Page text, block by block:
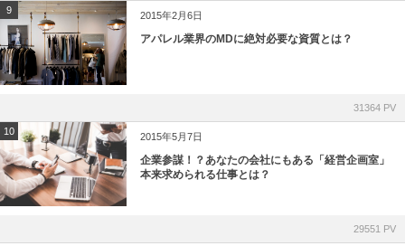
9 2015年2月6日
アパレル業界のMDに絶対必要な資質とは？
31364 PV
10 2015年5月7日
企業参謀！？あなたの会社にもある「経営企画室」
本来求められる仕事とは？
29551 PV